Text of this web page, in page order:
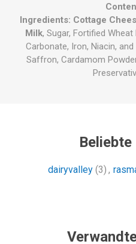
Ingredients: Cottage
Milk, Sugar, Fortified
Carbonate, Iron, Niacin, and
Saffron, Cardamom
dairyvalley (3) ,